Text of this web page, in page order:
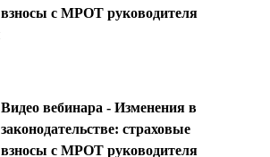
взносы с МРОТ руководителя
Видео вебинара - Изменения в
законодательстве: страховые
взносы с МРОТ руководителя